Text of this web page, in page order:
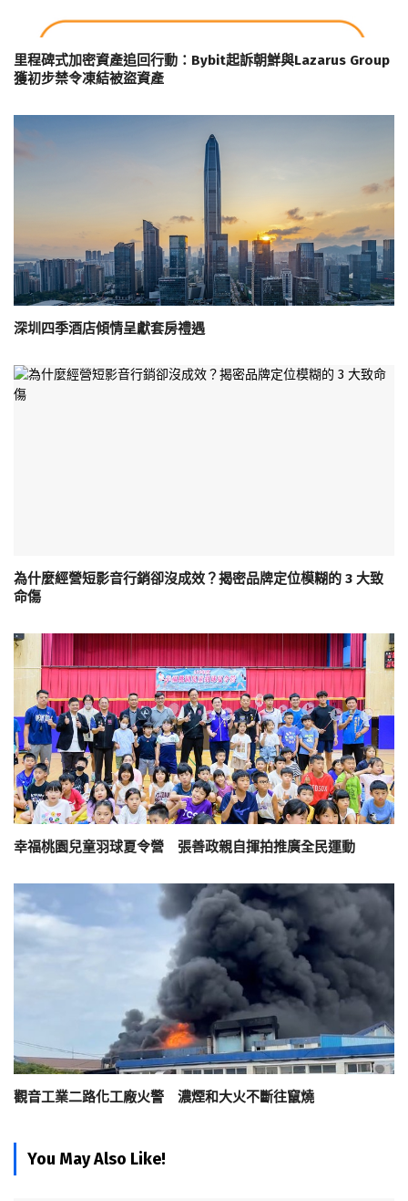
里程碑式加密資產追回行動：Bybit起訴朝鮮與Lazarus Group
獲初步禁令凍結被盜資產
深圳四季酒店傾情呈獻套房禮遇
為什麼經營短影音行銷卻沒成效？揭密品牌定位模糊的 3 大致
命傷
幸福桃園兒童羽球夏令營 張善政親自揮拍推廣全民運動
觀音工業二路化工廠火警 濃煙和大火不斷往竄燒
You May Also Like!